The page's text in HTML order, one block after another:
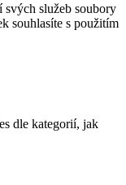
služeb soubory
souhlasíte s použitím
dle kategorií, jak